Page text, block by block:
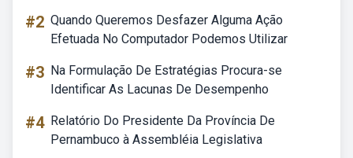
#2 Quando Queremos Desfazer Alguma Ação
Efetuada No Computador Podemos Utilizar
#3 Na Formulação De Estratégias Procura-se
Identificar As Lacunas De Desempenho
#4 Relatório Do Presidente Da Província De
Pernambuco à Assembléia Legislativa